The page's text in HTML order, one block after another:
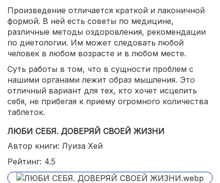
Произведение отличается краткой и лаконичной
формой. В ней есть советы по медицине,
различные методы оздоровления, рекомендации
по диетологии. Им может следовать любой
человек в любом возрасте и в любом месте.
Суть работы в том, что в сущности проблем с
нашими органами лежит образ мышления. Это
отличный вариант для тех, кто хочет исцелить
себя, не прибегая к приему огромного количества
таблеток.
ЛЮБИ СЕБЯ. ДОВЕРЯЙ СВОЕЙ ЖИЗНИ
Автор книги: Луиза Хей
Рейтинг: 4.5